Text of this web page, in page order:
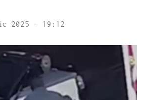
2025 - 19:12